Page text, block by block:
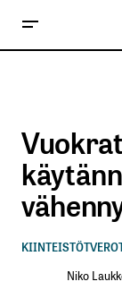
KIINTEISTÖT
Niko